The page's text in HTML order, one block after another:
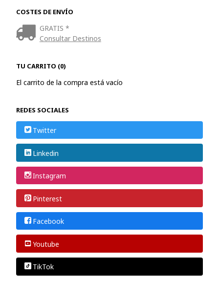
COSTES DE ENVÍO
GRATIS *
Consultar Destinos
TU CARRITO (0)
El carrito de la compra está vacío
REDES SOCIALES
Twitter
Linkedin
Instagram
Pinterest
Facebook
Youtube
TikTok